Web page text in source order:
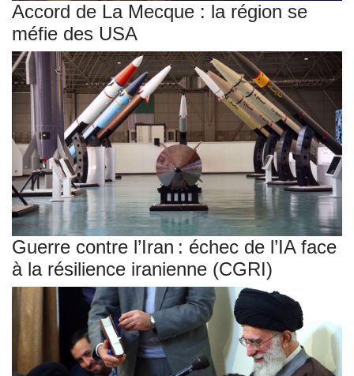
Accord de La Mecque : la région se
méfie des USA
Guerre contre l’Iran : échec de l’IA face
à la résilience iranienne (CGRI)